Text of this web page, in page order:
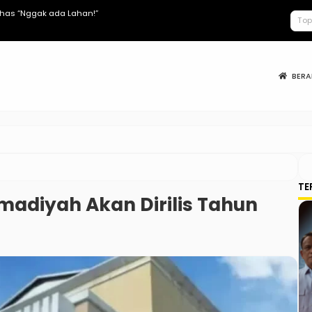
“Nggak ada Lahan!” Keracunan
Akan Dirilis Tahun